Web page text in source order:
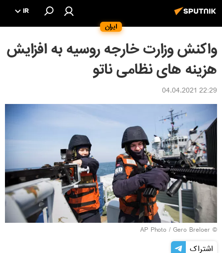
ایران
IR
واکنش وزارت خارجه روسیه به افزایش
هزینه های نظامی ناتو
22:29 04.04.2021
© AP Photo / Gero Breloer
اشتراک